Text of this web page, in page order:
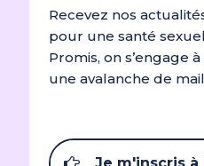
Recevez nos
pour une santé
Promis, on s’engage
une avalanche de